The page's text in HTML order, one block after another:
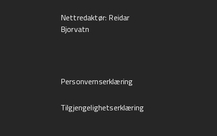
Nettredaktør: Reidar
Bjorvatn
Personvernserklæring
Tilgjengelighetserklæring